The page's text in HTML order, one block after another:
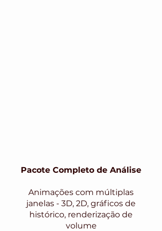
Pacote Completo de Análise
Animações com múltiplas
janelas - 3D, 2D, gráficos de
histórico, renderização de
volume